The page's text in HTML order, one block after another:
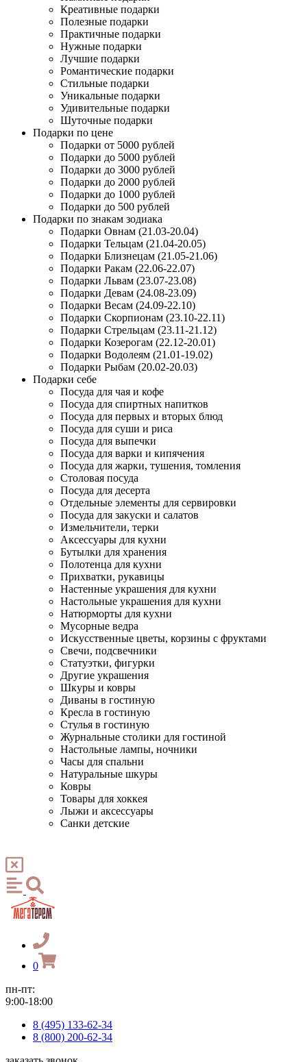
Креативные подарки
Полезные подарки
Практичные подарки
Нужные подарки
Лучшие подарки
Романтические подарки
Стильные подарки
Уникальные подарки
Удивительные подарки
Шуточные подарки
Подарки по цене
Подарки от 5000 рублей
Подарки до 5000 рублей
Подарки до 3000 рублей
Подарки до 2000 рублей
Подарки до 1000 рублей
Подарки до 500 рублей
Подарки по знакам зодиака
Подарки Овнам (21.03-20.04)
Подарки Тельцам (21.04-20.05)
Подарки Близнецам (21.05-21.06)
Подарки Ракам (22.06-22.07)
Подарки Львам (23.07-23.08)
Подарки Девам (24.08-23.09)
Подарки Весам (24.09-22.10)
Подарки Скорпионам (23.10-22.11)
Подарки Стрельцам (23.11-21.12)
Подарки Козерогам (22.12-20.01)
Подарки Водолеям (21.01-19.02)
Подарки Рыбам (20.02-20.03)
Подарки себе
Посуда для чая и кофе
Посуда для спиртных напитков
Посуда для первых и вторых блюд
Посуда для суши и риса
Посуда для выпечки
Посуда для варки и кипячения
Посуда для жарки, тушения, томления
Столовая посуда
Посуда для десерта
Отдельные элементы для сервировки
Посуда для закуски и салатов
Измельчители, терки
Аксессуары для кухни
Бутылки для хранения
Полотенца для кухни
Прихватки, рукавицы
Настенные украшения для кухни
Настольные украшения для кухни
Натюрморты для кухни
Мусорные ведра
Искусственные цветы, корзины с фруктами
Свечи, подсвечники
Статуэтки, фигурки
Другие украшения
Шкуры и ковры
Диваны в гостиную
Кресла в гостиную
Стулья в гостиную
Журнальные столики для гостиной
Настольные лампы, ночники
Часы для спальни
Натуральные шкуры
Ковры
Товары для хоккея
Лыжи и аксессуары
Санки детские
0
пн-пт:
9:00-18:00
8 (495) 133-62-34
8 (800) 200-62-34